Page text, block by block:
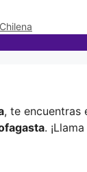
, te encuentras
.